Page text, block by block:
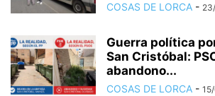
COSAS DE LORCA -
Guerra política
San Cristóbal:
abandono...
COSAS DE LORCA -